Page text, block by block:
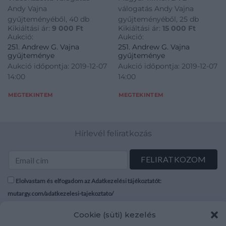
Cookie (süti) kezelés
Andy Vajna
gyűjteményéből, 40 db
Kikiáltási ár: 9 000 Ft
Aukció:
251. Andrew G. Vajna
gyűjteménye
Aukció időpontja: 2019-12-07
14:00
MEGTEKINTEM
válogatás Andy Vajna
gyűjteményéből, 25 db
Kikiáltási ár: 15 000 Ft
Aukció:
251. Andrew G. Vajna
gyűjteménye
Aukció időpontja: 2019-12-07
14:00
MEGTEKINTEM
Hírlevél feliratkozás
Elolvastam és elfogadom az Adatkezelési tájékoztatót:
mutargy.com/adatkezelesi-tajekoztato/
Áraink